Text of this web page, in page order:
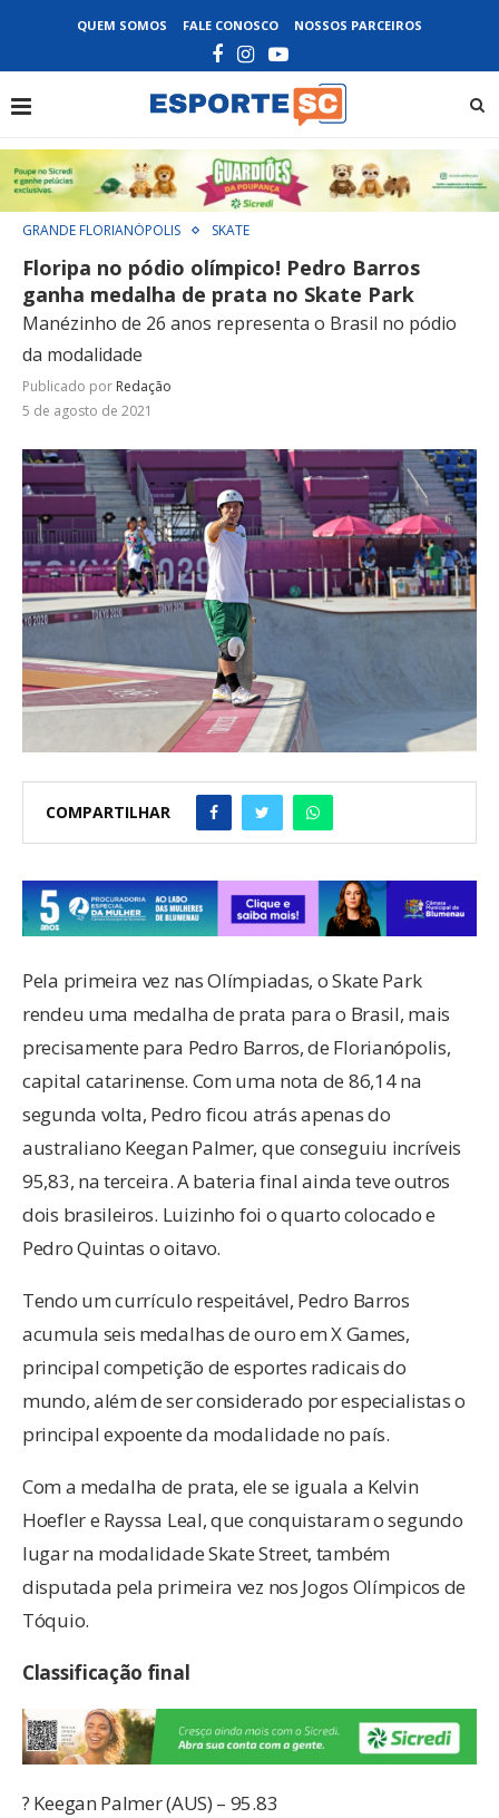
QUEM SOMOS FALE CONOSCO NOSSOS PARCEIROS
GRANDE FLORIANÓPOLIS SKATE
Floripa no pódio olímpico! Pedro Barros
ganha medalha de prata no Skate Park
Manézinho de 26 anos representa o Brasil no pódio
da modalidade
Publicado por Redação
5 de agosto de 2021
COMPARTILHAR
Pela primeira vez nas Olímpiadas, o Skate Park
rendeu uma medalha de prata para o Brasil, mais
precisamente para Pedro Barros, de Florianópolis,
capital catarinense. Com uma nota de 86,14 na
segunda volta, Pedro ficou atrás apenas do
australiano Keegan Palmer, que conseguiu incríveis
95,83, na terceira. A bateria final ainda teve outros
dois brasileiros. Luizinho foi o quarto colocado e
Pedro Quintas o oitavo.
Tendo um currículo respeitável, Pedro Barros
acumula seis medalhas de ouro em X Games,
principal competição de esportes radicais do
mundo, além de ser considerado por especialistas o
principal expoente da modalidade no país.
Com a medalha de prata, ele se iguala a Kelvin
Hoefler e Rayssa Leal, que conquistaram o segundo
lugar na modalidade Skate Street, também
disputada pela primeira vez nos Jogos Olímpicos de
Tóquio.
Classificação final
? Keegan Palmer (AUS) – 95.83